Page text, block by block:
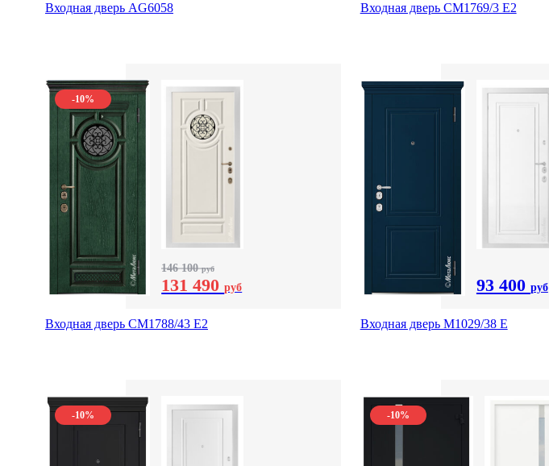
Входная дверь AG6058 Входная дверь СМ1769/3 Е2
-10%
146 100руб
131 490руб
Входная дверь СМ1788/43 E2
93 400 руб
Входная дверь М1029/38 E
-10% -10%